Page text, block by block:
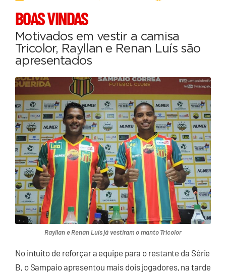
BOAS VINDAS
Motivados em vestir a camisa
Tricolor, Rayllan e Renan Luís são
apresentados
Rayllan e Renan Luís já vestiram o manto Tricolor
No intuito de reforçar a equipe para o restante da Série
B, o Sampaio apresentou mais dois jogadores, na tarde